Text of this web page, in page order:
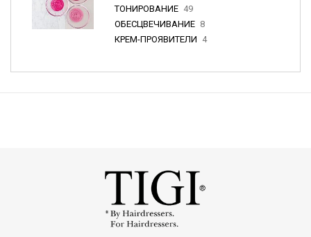
ТОНИРОВАНИЕ 49
ОБЕСЦВЕЧИВАНИЕ 8
КРЕМ-ПРОЯВИТЕЛИ 4